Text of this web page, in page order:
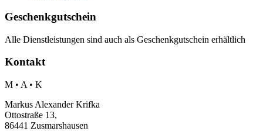
Geschenkgutschein
Alle Dienstleistungen sind auch als Geschenkgutschein erhältlich
Kontakt
M • A • K
Markus Alexander Krifka
Ottostraße 13,
86441 Zusmarshausen